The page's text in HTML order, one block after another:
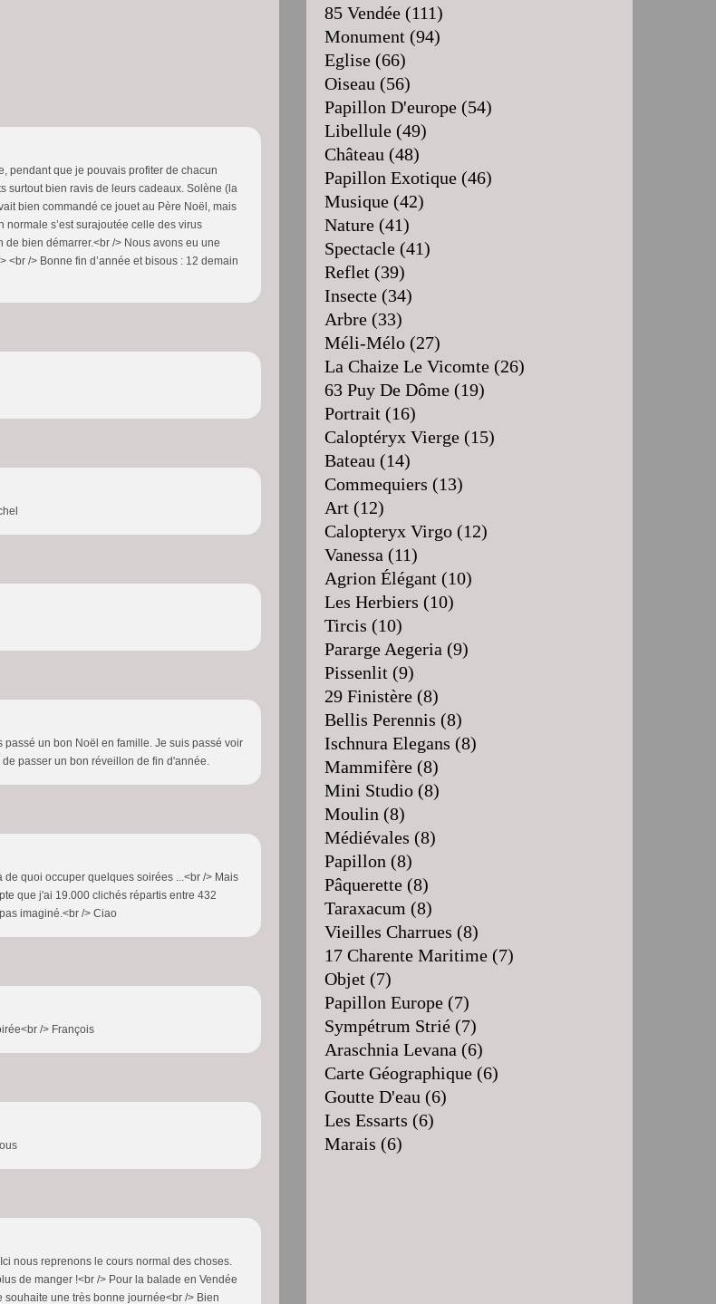
pendant que je pouvais profiter de chacun
surtout bien ravis de leurs cadeaux. Solène (la
bien commandé ce jouet au Père Noël, mais
normale s’est surajoutée celle des virus
de bien démarrer.<br /> Nous avons eu une
<br /> Bonne fin d’année et bisous : 12 demain
un bon Noël en famille. Je suis passé voir
passer un bon réveillon de fin d'année.
quoi occuper quelques soirées ...<br /> Mais
que j'ai 19.000 clichés répartis entre 432
imaginé.<br /> Ciao
/> François
nous reprenons le cours normal des choses.
de manger !<br /> Pour la balade en Vendée
souhaite une très bonne journée<br /> Bien
85 Vendée (111)
Monument (94)
Eglise (66)
Oiseau (56)
Papillon D'europe (54)
Libellule (49)
Château (48)
Papillon Exotique (46)
Musique (42)
Nature (41)
Spectacle (41)
Reflet (39)
Insecte (34)
Arbre (33)
Méli-Mélo (27)
La Chaize Le Vicomte (26)
63 Puy De Dôme (19)
Portrait (16)
Caloptéryx Vierge (15)
Bateau (14)
Commequiers (13)
Art (12)
Calopteryx Virgo (12)
Vanessa (11)
Agrion Élégant (10)
Les Herbiers (10)
Tircis (10)
Pararge Aegeria (9)
Pissenlit (9)
29 Finistère (8)
Bellis Perennis (8)
Ischnura Elegans (8)
Mammifère (8)
Mini Studio (8)
Moulin (8)
Médiévales (8)
Papillon (8)
Pâquerette (8)
Taraxacum (8)
Vieilles Charrues (8)
17 Charente Maritime (7)
Objet (7)
Papillon Europe (7)
Sympétrum Strié (7)
Araschnia Levana (6)
Carte Géographique (6)
Goutte D'eau (6)
Les Essarts (6)
Marais (6)